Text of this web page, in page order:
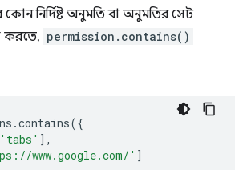
নির্দিষ্ট অনুমতি বা অনুমতির সেট
করতে, permission.contains()
.contains({
'tabs' ],
www.google.com/' ]